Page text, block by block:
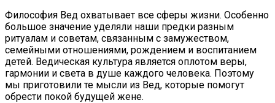
Философия Вед охватывает все сферы жизни. Особенно
большое значение уделяли наши предки разным
ритуалам и советам, связанным с замужеством,
семейными отношениями, рождением и воспитанием
детей. Ведическая культура является оплотом веры,
гармонии и света в душе каждого человека. Поэтому
мы приготовили те мысли из Вед, которые помогут
обрести покой будущей жене.